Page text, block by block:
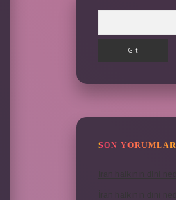
SON YORUMLAR